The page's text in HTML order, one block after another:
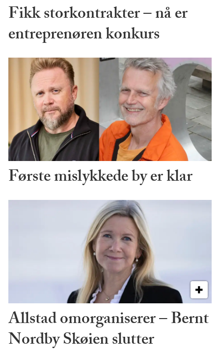
Fikk storkontrakter – nå er
entreprenøren konkurs
Første mislykkede by er klar
Allstad omorganiserer – Bernt
Nordby Skøien slutter